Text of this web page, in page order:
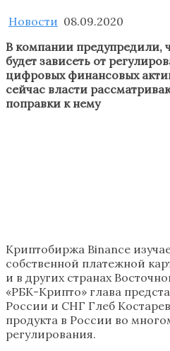
Новости 08.09.2020
В компании предупредили,
будет зависеть от
цифровых финансовых
сейчас власти
поправки к нему
Криптобиржа Binance
собственной платежной
и в других странах
«РБК-Крипто» глава
России и СНГ Глеб
продукта в России во
регулирования.